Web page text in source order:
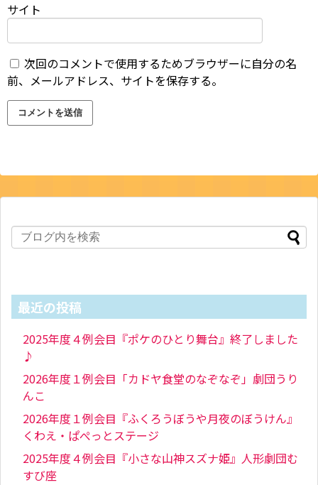
サイト
次回のコメントで使用するためブラウザーに自分の名
前、メールアドレス、サイトを保存する。
最近の投稿
2025年度４例会目『ポケのひとり舞台』終了しました
♪
2026年度１例会目「カドヤ食堂のなぞなぞ」劇団うり
んこ
2026年度１例会目『ふくろうぼうや月夜のぼうけん』
くわえ・ぱぺっとステージ
2025年度４例会目『小さな山神スズナ姫』人形劇団む
すび座